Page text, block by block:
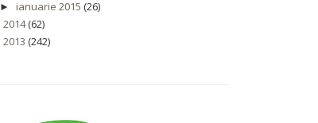
► ianuarie 2015 (26)
2014(62)
2013 (242)